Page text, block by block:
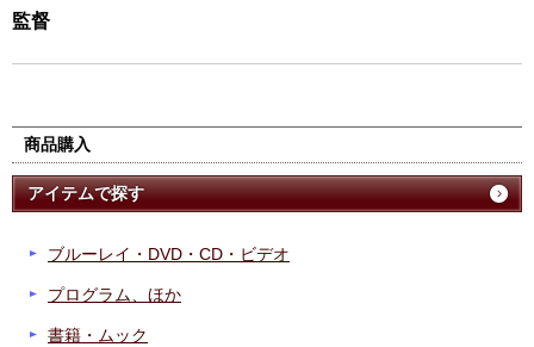
監督
商品購入
アイテムで探す
ブルーレイ・DVD・CD・ビデオ
プログラム、ほか
書籍・ムック